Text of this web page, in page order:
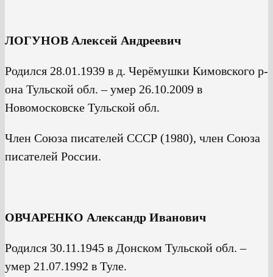
ЛОГУНОВ Алексей Андреевич
Родился 28.01.1939 в д. Черёмушки Кимовского р-
она Тульской обл. – умер 26.10.2009 в
Новомосковске Тульской обл.
Член Союза писателей СССР (1980), член Союза
писателей России.
ОВЧАРЕНКО Александр Иванович
Родился 30.11.1945 в Донском Тульской обл. –
умер 21.07.1992 в Туле.